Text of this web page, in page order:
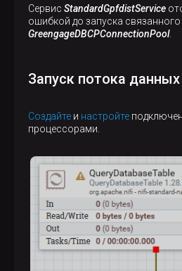
Сервис StandardGpfdistService
ошибкой до запуска
GreengageDBCPConnectionPool.
Запуск потока данных
Создайте и настройте
процессорами.